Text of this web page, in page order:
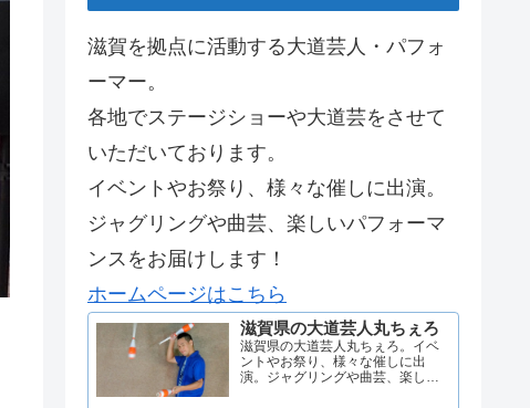
滋賀を拠点に活動する大道芸人・パフォ
ーマー。
各地でステージショーや大道芸をさせて
いただいております。
イベントやお祭り、様々な催しに出演。
ジャグリングや曲芸、楽しいパフォーマ
ンスをお届けします！
ホームページはこちら
滋賀県の大道芸人丸ちぇろ
滋賀県の大道芸人丸ちぇろ。イベ
ントやお祭り、様々な催しに出
演。ジャグリングや曲芸、楽しい